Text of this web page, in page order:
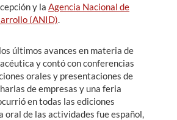
y la Agencia Nacional de
(ANID)
últimos avances en materia de
y contó con conferencias
orales y presentaciones de
de empresas y una feria
en todas las ediciones
oral de las actividades fue español,